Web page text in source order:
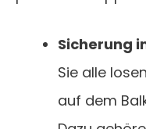
Sicherung
Sie alle
auf dem